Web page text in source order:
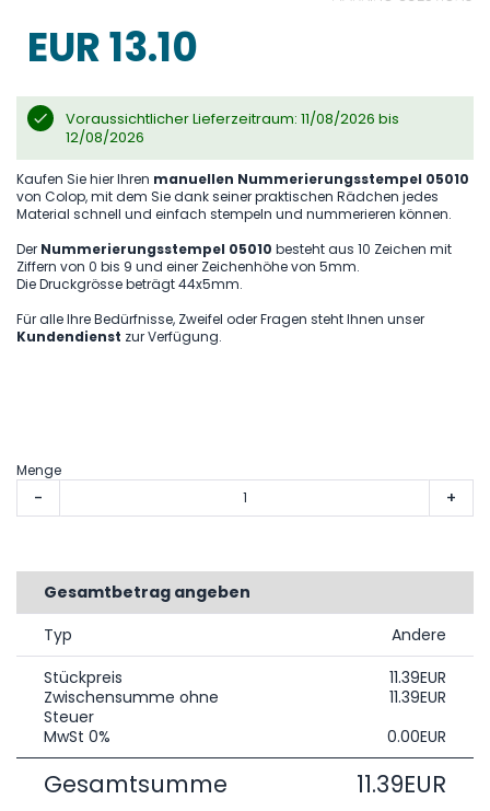
gallery
EUR 13.10
Voraussichtlicher Lieferzeitraum: 11/08/2026 bis
12/08/2026
Kaufen Sie hier Ihren manuellen Nummerierungsstempel 05010
von Colop, mit dem Sie dank seiner praktischen Rädchen jedes
Material schnell und einfach stempeln und nummerieren können.
Der Nummerierungsstempel 05010 besteht aus 10 Zeichen mit
Ziffern von 0 bis 9 und einer Zeichenhöhe von 5mm.
Die Druckgrösse beträgt 44x5mm.
Für alle Ihre Bedürfnisse, Zweifel oder Fragen steht Ihnen unser
Kundendienst zur Verfügung.
Menge
- +
Gesamtbetrag angeben
Typ
Andere
Stückpreis
11.39EUR
Zwischensumme ohne
Steuer
11.39EUR
MwSt 0%
0.00EUR
Gesamtsumme 11.39EUR